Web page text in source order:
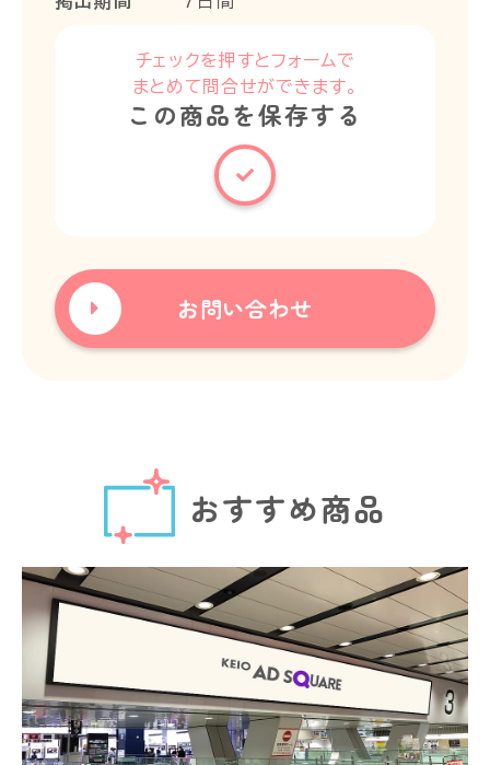
チェックを押すとフォームで
まとめて問合せができます。
この商品を保存する
お問い合わせ
おすすめ商品